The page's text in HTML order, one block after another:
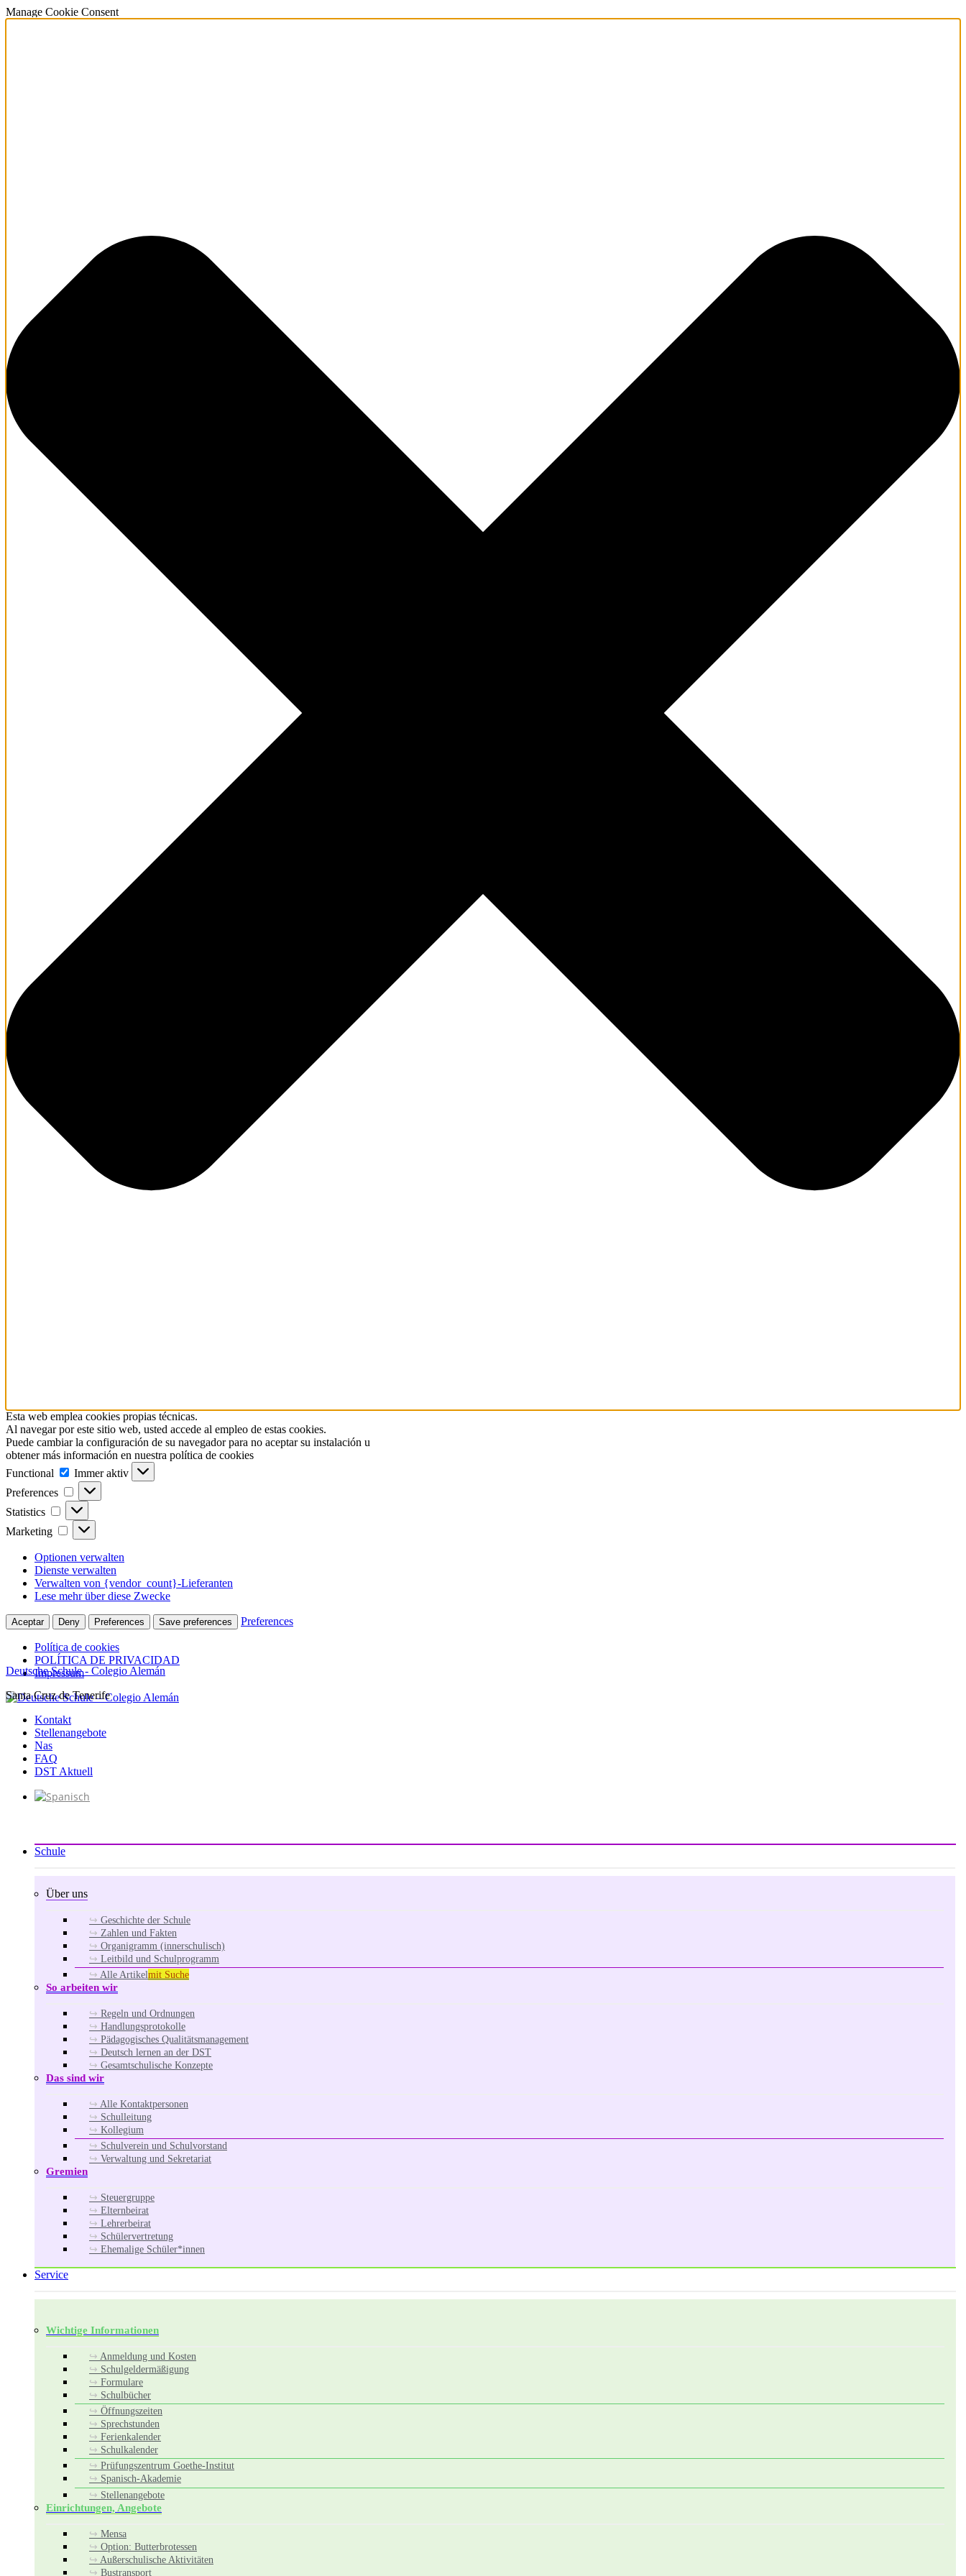
Manage Cookie Consent
Esta web emplea cookies propias técnicas.
Al navegar por este sitio web, usted accede al empleo de estas cookies.
Puede cambiar la configuración de su navegador para no aceptar su instalación u
obtener más información en nuestra política de cookies
Functional
Functional
Immer aktiv
Preferences
Preferences
Statistics Statistics
Marketing Marketing
Optionen verwalten
Dienste verwalten
Verwalten von {vendor_count}-Lieferanten
Lese mehr über diese Zwecke
Aceptar Deny Preferences Save preferences Preferences
Política de cookies
POLÍTICA DE PRIVACIDAD
Impressum
Zum
springen
Deutsche Schule - Colegio Alemán
Santa Cruz de Tenerife
Kontakt
Stellenangebote
Nas
FAQ
DST Aktuell
Schule
Über uns
Geschichte der Schule
Zahlen und Fakten
Organigramm (innerschulisch)
Leitbild und Schulprogramm
Alle Artikelmit Suche
So arbeiten wir
Regeln und Ordnungen
Handlungsprotokolle
Pädagogisches Qualitätsmanagement
Deutsch lernen an der DST
Gesamtschulische Konzepte
Das sind wir
Alle Kontaktpersonen
Schulleitung
Kollegium
Schulverein und Schulvorstand
Verwaltung und Sekretariat
Gremien
Steuergruppe
Elternbeirat
Lehrerbeirat
Schülervertretung
Ehemalige Schüler*innen
Service
Wichtige Informationen
Anmeldung und Kosten
Schulgeldermäßigung
Formulare
Schulbücher
Öffnungszeiten
Sprechstunden
Ferienkalender
Schulkalender
Prüfungszentrum Goethe-Institut
Spanisch-Akademie
Stellenangebote
Einrichtungen, Angebote
Mensa
Option: Butterbrotessen
Außerschulische Aktivitäten
Bustransport